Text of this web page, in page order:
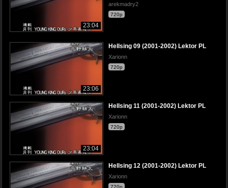
23:04
arekmadry2
720p
23:06
Hellsing 09 (2001-2002) Lektor PL
Xarionn
720p
23:04
Hellsing 11 (2001-2002) Lektor PL
Xarionn
720p
Hellsing 12 (2001-2002) Lektor PL
Xarionn
720p